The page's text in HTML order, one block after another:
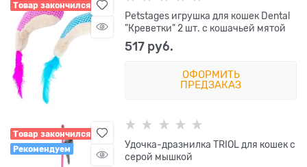
Товар закончился
Petstages игрушка для кошек Dental
"Креветки" 2 шт. с кошачьей мятой
517 руб.
ОФОРМИТЬ
ПРЕДЗАКАЗ
Товар закончился
Рекомендуем
Удочка-дразнилка TRIOL для кошек с
серой мышкой